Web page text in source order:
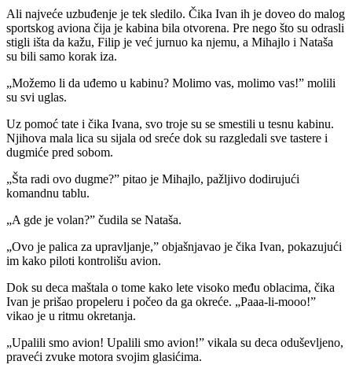
Ali najveće uzbuđenje je tek sledilo. Čika Ivan ih je doveo do malog
sportskog aviona čija je kabina bila otvorena. Pre nego što su odrasli
stigli išta da kažu, Filip je već jurnuo ka njemu, a Mihajlo i Nataša
su bili samo korak iza.
„Možemo li da uđemo u kabinu? Molimo vas, molimo vas!” molili
su svi uglas.
Uz pomoć tate i čika Ivana, svo troje su se smestili u tesnu kabinu.
Njihova mala lica su sijala od sreće dok su razgledali sve tastere i
dugmiće pred sobom.
„Šta radi ovo dugme?” pitao je Mihajlo, pažljivo dodirujući
komandnu tablu.
„A gde je volan?” čudila se Nataša.
„Ovo je palica za upravljanje,” objašnjavao je čika Ivan, pokazujući
im kako piloti kontrolišu avion.
Dok su deca maštala o tome kako lete visoko među oblacima, čika
Ivan je prišao propeleru i počeo da ga okreće. „Paaa-li-mooo!”
vikao je u ritmu okretanja.
„Upalili smo avion! Upalili smo avion!” vikala su deca oduševljeno,
praveći zvuke motora svojim glasićima.